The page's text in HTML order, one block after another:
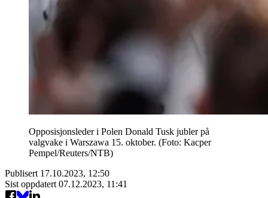
Opposisjonsleder i Polen Donald Tusk jubler på
valgvake i Warszawa 15. oktober. (Foto: Kacper
Pempel/Reuters/NTB)
Publisert 17.10.2023, 12:50
Sist oppdatert 07.12.2023, 11:41